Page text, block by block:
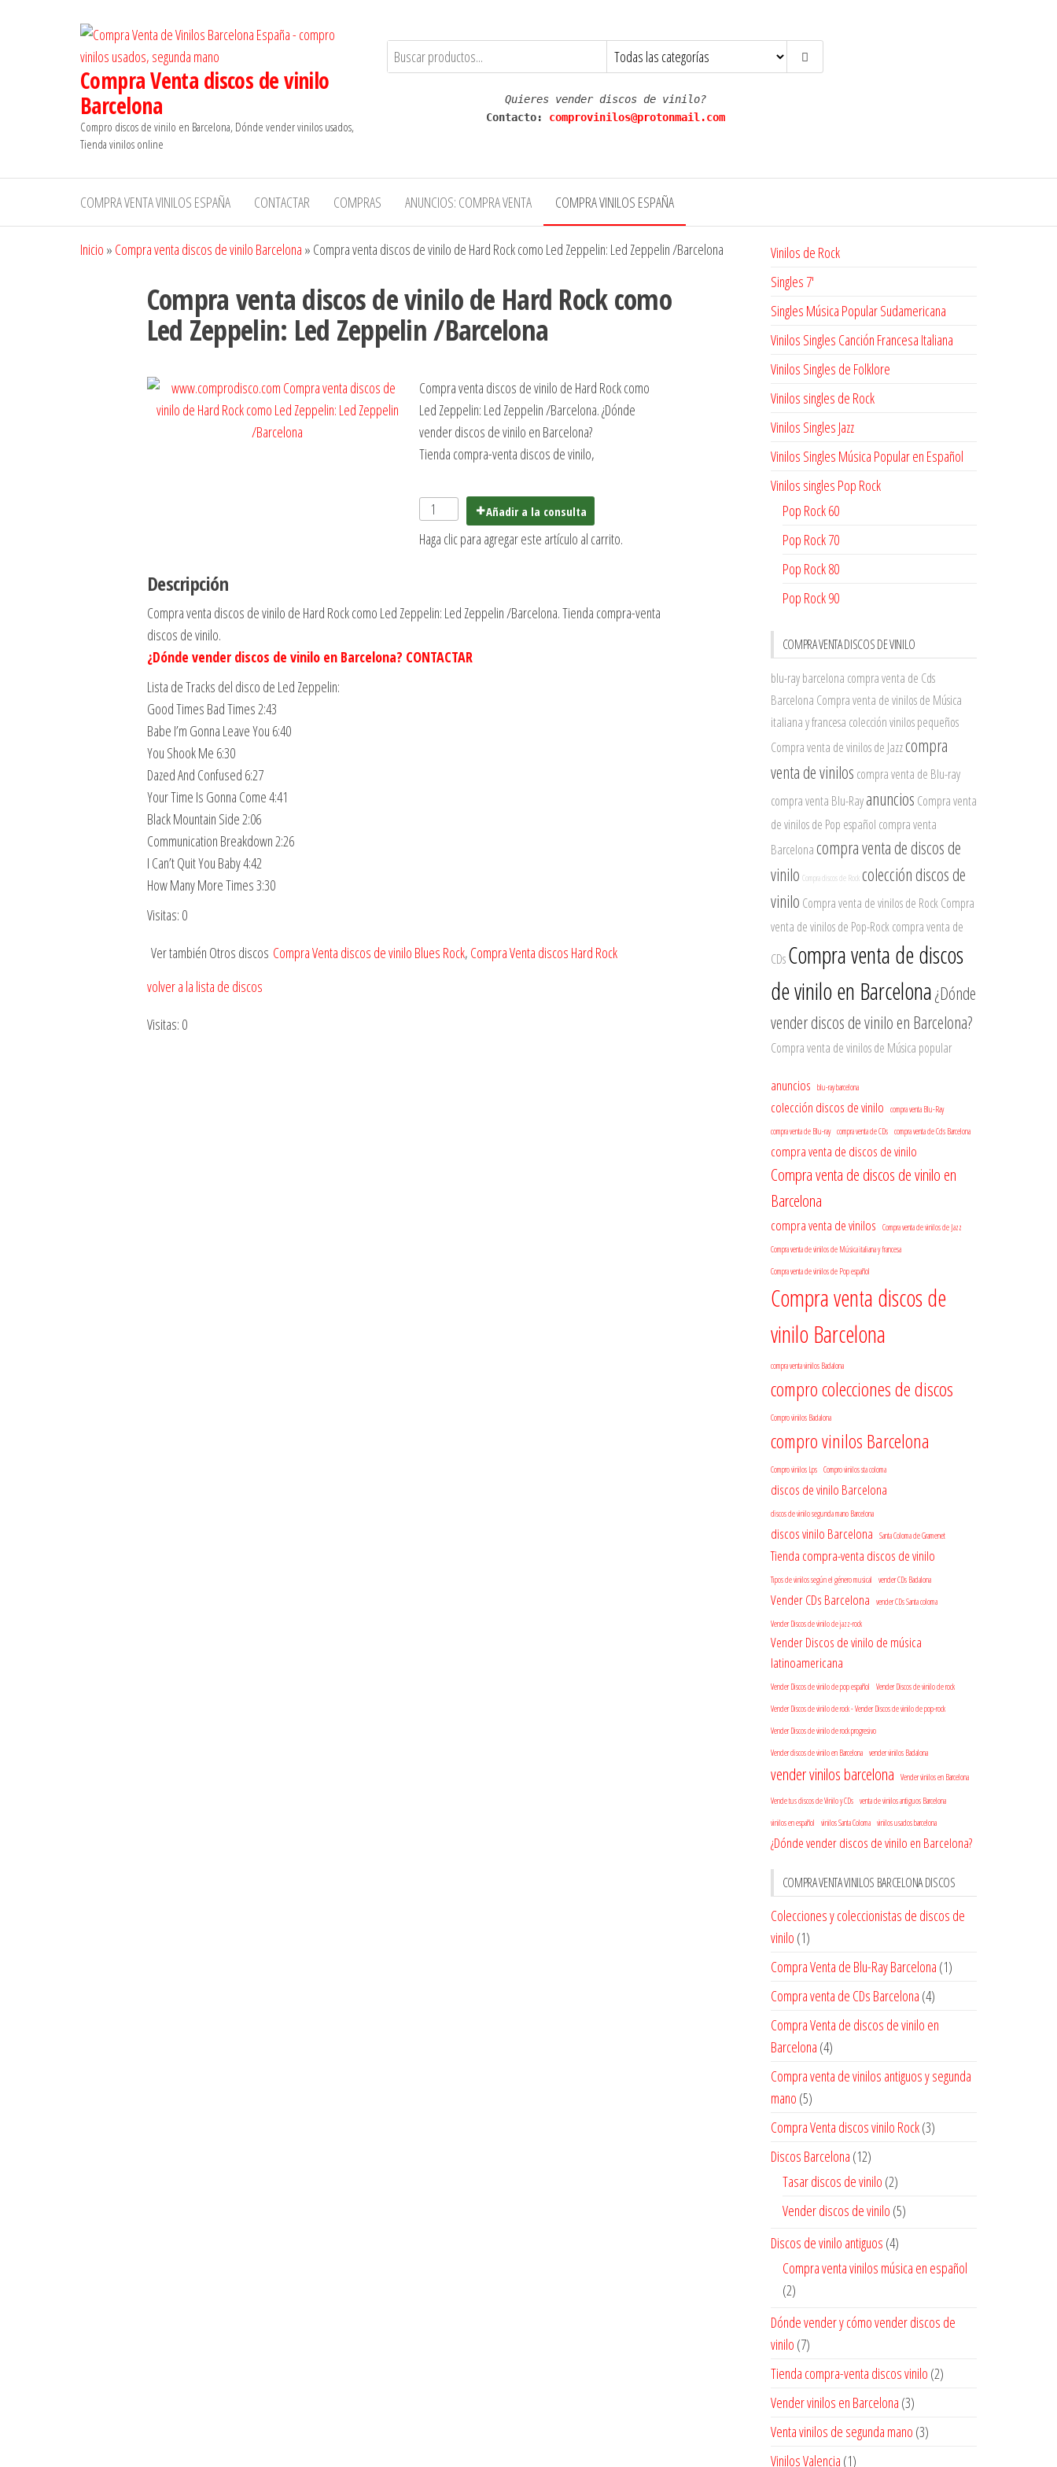
Compra Venta discos de vinilo
Barcelona
Compro discos de vinilo en Barcelona, Dónde vender vinilos usados,
Tienda vinilos online
Quieres vender discos de vinilo?
Contacto: comprovinilos@protonmail.com
COMPRA VENTA VINILOS ESPAÑA CONTACTAR COMPRAS ANUNCIOS: COMPRA VENTA COMPRA VINILOS ESPAÑA
Inicio » Compra venta discos de vinilo Barcelona » Compra venta discos de vinilo de Hard Rock como Led Zeppelin: ‎Led Zeppelin /Barcelona
Compra venta discos de vinilo de Hard Rock como
Led Zeppelin: ‎Led Zeppelin /Barcelona
Compra venta discos de vinilo de Hard Rock como
Led Zeppelin: ‎Led Zeppelin /Barcelona. ¿Dónde
vender discos de vinilo en Barcelona?
Tienda compra-venta discos de vinilo,
Añadir a la consulta
Haga clic para agregar este artículo al carrito.
Descripción
Compra venta discos de vinilo de Hard Rock como Led Zeppelin: ‎Led Zeppelin /Barcelona. Tienda compra-venta
discos de vinilo.
¿Dónde vender discos de vinilo en Barcelona? CONTACTAR
Lista de Tracks del disco de Led Zeppelin:
Good Times Bad Times 2:43
Babe I’m Gonna Leave You 6:40
You Shook Me 6:30
Dazed And Confused 6:27
Your Time Is Gonna Come 4:41
Black Mountain Side 2:06
Communication Breakdown 2:26
I Can’t Quit You Baby 4:42
How Many More Times 3:30
Visitas: 0
Ver también Otros discos Compra Venta discos de vinilo Blues Rock, Compra Venta discos Hard Rock
volver a la lista de discos
Visitas: 0
Vinilos de Rock
Singles 7'
Singles Música Popular Sudamericana
Vinilos Singles Canción Francesa Italiana
Vinilos Singles de Folklore
Vinilos singles de Rock
Vinilos Singles Jazz
Vinilos Singles Música Popular en Español
Vinilos singles Pop Rock
Pop Rock 60
Pop Rock 70
Pop Rock 80
Pop Rock 90
COMPRA VENTA DISCOS DE VINILO
blu-ray barcelona compra venta de Cds
Barcelona Compra venta de vinilos de Música
italiana y francesa colección vinilos pequeños
Compra venta de vinilos de Jazz compra
venta de vinilos compra venta de Blu-ray
compra venta Blu-Ray anuncios Compra venta
de vinilos de Pop español compra venta
Barcelona compra venta de discos de
vinilo Compra discos de Rock colección discos de
vinilo Compra venta de vinilos de Rock Compra
venta de vinilos de Pop-Rock compra venta de
CDs Compra venta de discos
de vinilo en Barcelona¿Dónde
vender discos de vinilo en Barcelona?
Compra venta de vinilos de Música popular
anuncios blu-ray barcelona
colección discos de vinilo
compra venta Blu-Ray
compra venta de Blu-ray
compra venta de CDs compra venta de Cds Barcelona
compra venta de discos de vinilo
Compra venta de discos de vinilo en
Barcelona
compra venta de vinilos
Compra venta de vinilos de Jazz
Compra venta de vinilos de Música italiana y francesa
Compra venta de vinilos de Pop español
Compra venta discos de
vinilo Barcelona
compra venta vinilos Badalona
compro colecciones de discos
Compro vinilos Badalona
compro vinilos Barcelona
Compro vinilos Lps Compro vinilos sta coloma
discos de vinilo Barcelona
discos de vinilo segunda mano Barcelona
discos vinilo Barcelona Santa Coloma de Gramenet
Tienda compra-venta discos de vinilo
Tipos de vinilos según el género musical vender CDs Badalona
Vender CDs Barcelona
vender CDs Santa coloma
Vender Discos de vinilo de jazz-rock
Vender Discos de vinilo de música
latinoamericana
Vender Discos de vinilo de pop español
Vender Discos de vinilo de rock
Vender Discos de vinilo de rock - Vender Discos de vinilo de pop-rock
Vender Discos de vinilo de rock progresivo
Vender discos de vinilo en Barcelona
vender vinilos Badalona
vender vinilos barcelona Vender vinilos en Barcelona
Vende tus discos de Vinilo y CDs
venta de vinilos antiguos Barcelona
vinilos en español
vinilos Santa Coloma vinilos usados barcelona
¿Dónde vender discos de vinilo en Barcelona?
COMPRA VENTA VINILOS BARCELONA DISCOS
Colecciones y coleccionistas de discos de
vinilo (1)
Compra Venta de Blu-Ray Barcelona (1)
Compra venta de CDs Barcelona (4)
Compra Venta de discos de vinilo en
Barcelona (4)
Compra venta de vinilos antiguos y segunda
mano (5)
Compra Venta discos vinilo Rock(3)
Discos Barcelona (12)
Tasar discos de vinilo (2)
Vender discos de vinilo (5)
Discos de vinilo antiguos (4)
Compra venta vinilos música en español
(2)
Dónde vender y cómo vender discos de
vinilo (7)
Tienda compra-venta discos vinilo (2)
Vender vinilos en Barcelona (3)
Venta vinilos de segunda mano (3)
Vinilos Valencia (1)